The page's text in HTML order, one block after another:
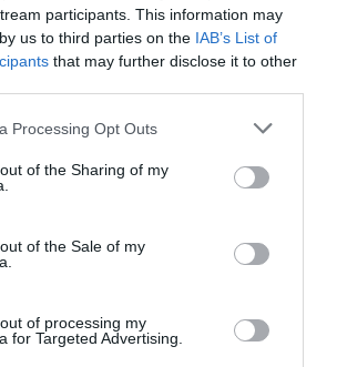
participants. This information may
us to third parties on the IAB’s List of
that may further disclose it to other
Processing Opt Outs
of the Sharing of my
of the Sale of my
of processing my
for Targeted Advertising.
πλάνους, δράττοντας την ευκαιρία να
Η αργή αρμονική σχεδόν χορευτική
οποίος λικνίζεται αξιοποιώντας την
τρεις […]